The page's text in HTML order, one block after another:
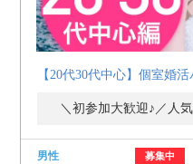
【20代30代中心】個室婚
＼初参加大歓迎♪／人
男性 募集中